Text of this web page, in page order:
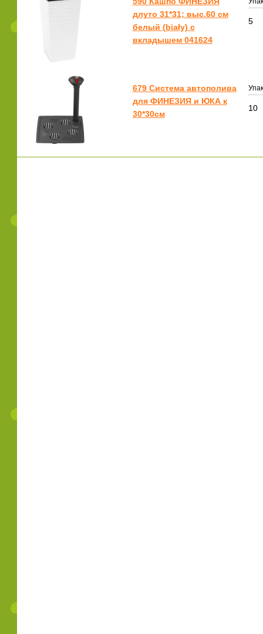
длуто 31*31; выс.60 см
белый (biały) с
вкладышем 041624
5
679 Система автополива
для ФИНЕЗИЯ и ЮКА к
30*30см
10